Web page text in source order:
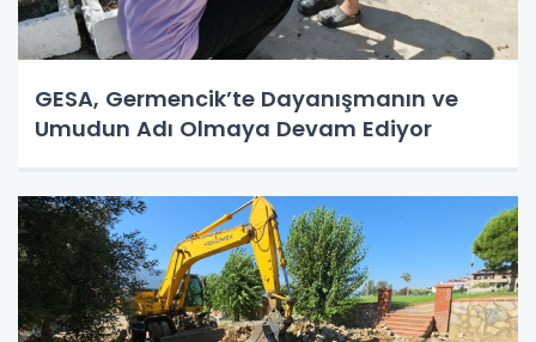
GESA, Germencik’te Dayanışmanın ve
Umudun Adı Olmaya Devam Ediyor